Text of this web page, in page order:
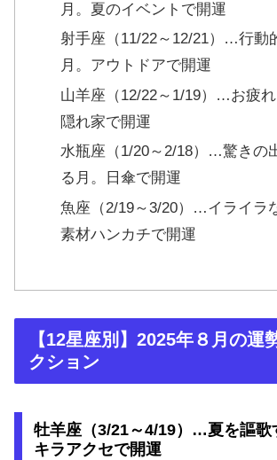
月。夏のイベントで開運
射手座（11/22～12/21）…行動
月。アウトドアで開運
山羊座（12/22～1/19）…お疲れ
隠れ家で開運
水瓶座（1/20～2/18）…驚きの
る月。日傘で開運
魚座（2/19～3/20）…イライラ
素材ハンカチで開運
【12星座別】2025年８月の運
クション
牡羊座（3/21～4/19）…夏を謳歌
キラアクセで開運